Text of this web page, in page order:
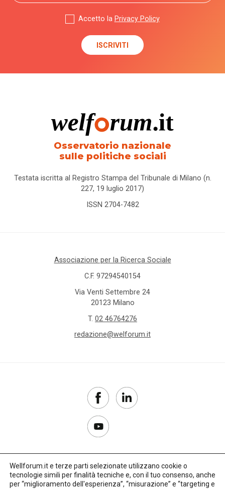
Accetto la Privacy Policy
Osservatorio nazionale
sulle politiche sociali
Testata iscritta al Registro Stampa del Tribunale di Milano (n.
227, 19 luglio 2017)
ISSN 2704-7482
Associazione per la Ricerca Sociale
C.F. 97294540154
Via Venti Settembre 24
20123 Milano
T. 02 46764276
redazione@welforum.it
Copyright 2017–2026
Wellforum.it e terze parti selezionate utilizzano cookie o
tecnologie simili per finalità tecniche e, con il tuo consenso, anche
per “miglioramento dell'esperienza”, “misurazione” e “targeting e